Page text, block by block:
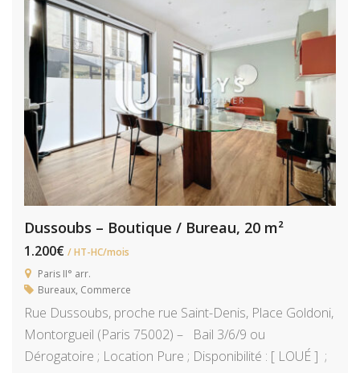
Dussoubs – Boutique / Bureau, 20 m²
1.200€ / HT-HC/mois
Paris II° arr.
Bureaux, Commerce
Rue Dussoubs, proche rue Saint-Denis, Place Goldoni,
Montorgueil (Paris 75002) – Bail 3/6/9 ou
Dérogatoire ; Location Pure ; Disponibilité : [ LOUÉ ] ;